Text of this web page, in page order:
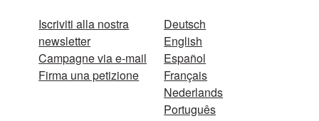
Iscriviti alla nostra
newsletter
Campagne via e-mail
Firma una petizione
Deutsch
English
Español
Français
Nederlands
Português